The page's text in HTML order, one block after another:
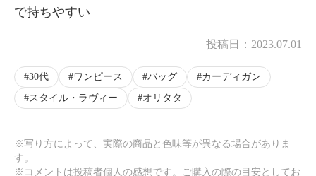
で持ちやすい
投稿日： 2023.07.01
30代 ワンピース バッグ
カーディガン
スタイル・ラヴィー
オリタタ
※写り方によって、実際の商品と色味等が異なる場合がありま
す。
※コメントは投稿者個人の感想です。ご購入の際の目安としてお